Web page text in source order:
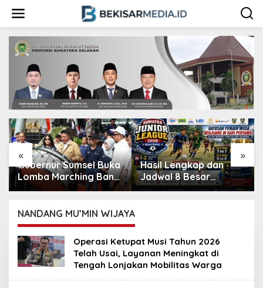
w
« »
Hasil Lengkap dan
Jadwal 8 Besar
Sumatera Junior
Palembang
Sumatera Junior
League 2026 Regional
Palembang Resmi
NANDANG MU’MIN WIJAYA
Operasi Ketupat Musi Tahun 2026
Telah Usai, Layanan Meningkat di
Tengah Lonjakan Mobilitas Warga